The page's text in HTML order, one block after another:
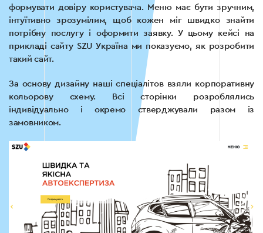
формувати довіру користувача. Меню має бути зручним,
інтуїтивно зрозумілим, щоб кожен міг швидко знайти
потрібну послугу і оформити заявку. У цьому кейсі на
прикладі сайту SZU Україна ми показуємо, як розробити
такий сайт.
За основу дизайну наші спеціалітов взяли корпоративну
кольорову схему. Всі сторінки розроблялись
індивідуально і окремо стверджували разом із
замовником.